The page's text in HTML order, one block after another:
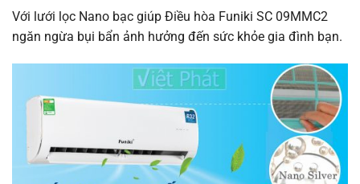
Với lưới lọc Nano bạc giúp Điều hòa Funiki SC 09MMC2
ngăn ngừa bụi bẩn ảnh hưởng đến sức khỏe gia đình bạn.